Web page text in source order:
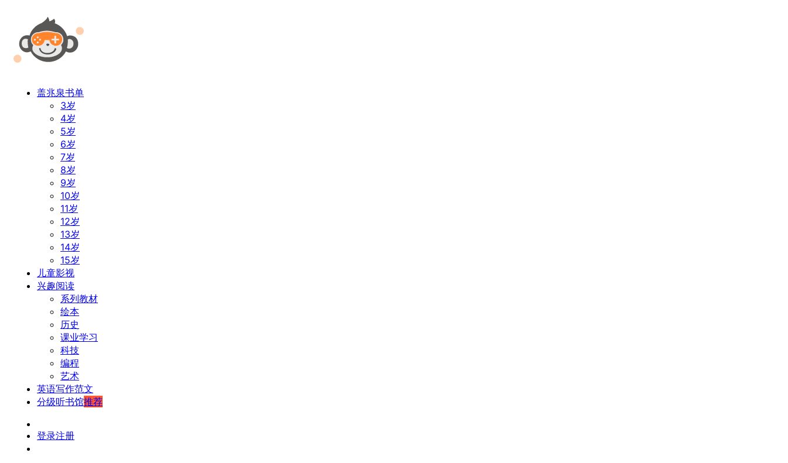
盖兆泉书单
3岁
4岁
5岁
6岁
7岁
8岁
9岁
10岁
11岁
12岁
13岁
14岁
15岁
儿童影视
兴趣阅读
系列教材
绘本
历史
课业学习
科技
编程
艺术
英语写作范文
分级听书馆推荐
登录注册